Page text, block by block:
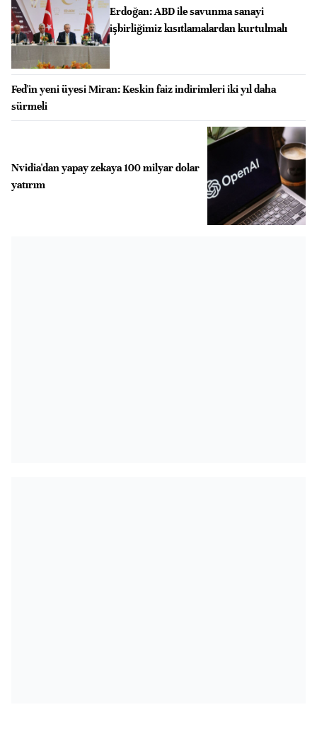
Erdoğan: ABD ile savunma sanayi
işbirliğimiz kısıtlamalardan kurtulmalı
Fed'in yeni üyesi Miran: Keskin faiz indirimleri iki yıl daha
sürmeli
Nvidia'dan yapay zekaya 100 milyar dolar
yatırım